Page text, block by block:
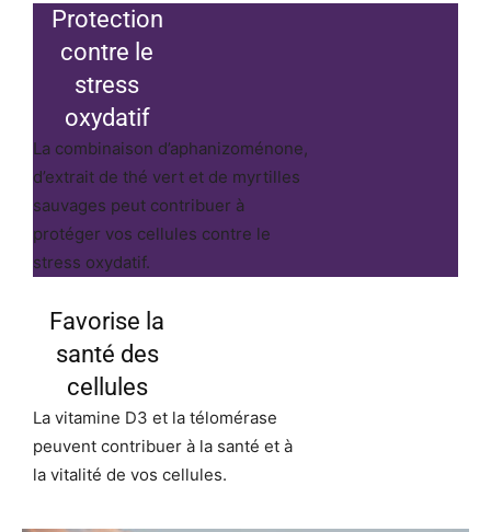
Protection
contre le
stress
oxydatif
La combinaison d’aphanizoménone,
d’extrait de thé vert et de myrtilles
sauvages peut contribuer à
protéger vos cellules contre le
stress oxydatif.
Favorise la
santé des
cellules
La vitamine D3 et la télomérase
peuvent contribuer à la santé et à
la vitalité de vos cellules.